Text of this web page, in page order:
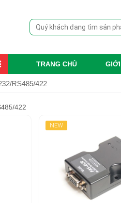
TRANG CHỦ
RS485/422
422
NEW